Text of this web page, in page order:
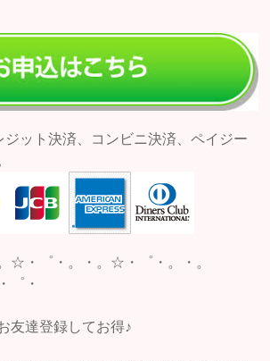
ット決済、コンビニ決済、ペイジー
☆・゜・。・。☆・゜・。・。
゜・
友達登録してお得♪